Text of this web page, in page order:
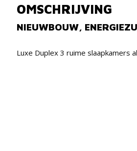
OMSCHRIJVING
NIEUWBOUW,
Luxe Duplex 3 ruime slaapkamers